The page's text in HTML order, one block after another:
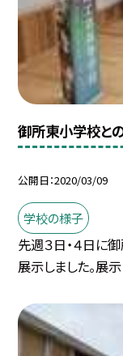
御所東小学校と
公開日 2020/03/09
学校の様子
先週３日・４日に
展示しました。展